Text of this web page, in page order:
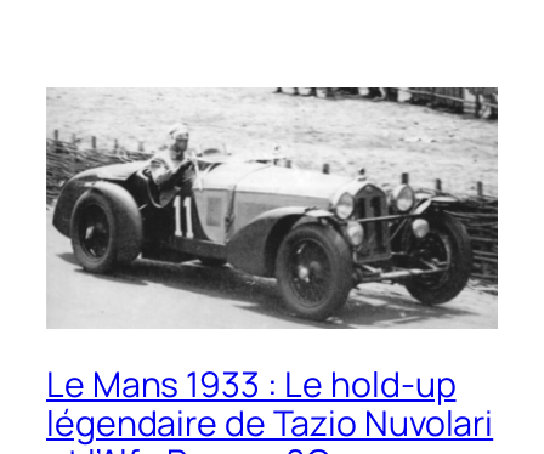
Le Mans 1933 : Le hold-up
légendaire de Tazio Nuvolari